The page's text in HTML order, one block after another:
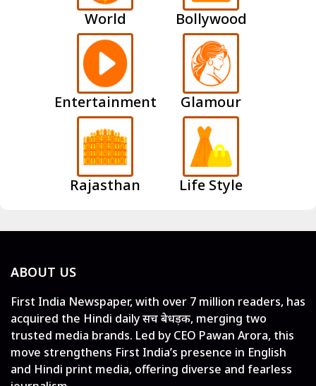
World Bollywood
Entertainment Glamour
Rajasthan Life Style
ABOUT US
First India Newspaper, with over 7 million readers, has
acquired the Hindi daily सच बेधड़क, merging two
trusted media brands. Led by CEO Pawan Arora, this
move strengthens First India’s presence in English
and Hindi print media, offering diverse and fearless